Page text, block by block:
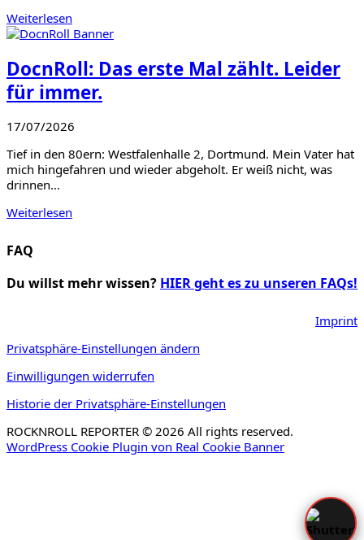
Weiterlesen
DocnRoll: Das erste Mal zählt. Leider
für immer.
17/07/2026
Tief in den 80ern: Westfalenhalle 2, Dortmund. Mein Vater hat
mich hingefahren und wieder abgeholt. Er weiß nicht, was
drinnen…
Weiterlesen
FAQ
Du willst mehr wissen? HIER geht es zu unseren FAQs!
Imprint
Privatsphäre-Einstellungen ändern
Einwilligungen widerrufen
Historie der Privatsphäre-Einstellungen
ROCKNROLL REPORTER © 2026 All rights reserved.
WordPress Cookie Plugin von Real Cookie Banner